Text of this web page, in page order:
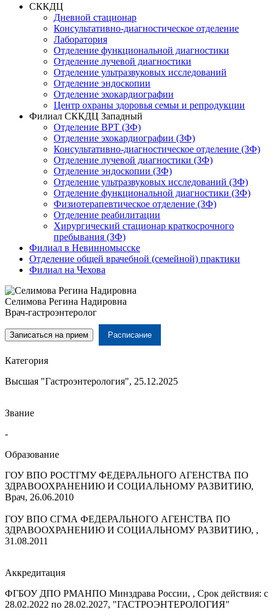
СККДЦ
Дневной стационар
Консультативно-диагностическое отделение
Лаборатория
Отделение функциональной диагностики
Отделение лучевой диагностики
Отделение ультразвуковых исследований
Отделение эндоскопии
Отделение эхокардиографии
Центр охраны здоровья семьи и репродукции
Филиал СККДЦ Западный
Отделение ВРТ (ЗФ)
Отделение эхокардиографии (ЗФ)
Консультативно-диагностическое отделение (ЗФ)
Отделение лучевой диагностики (ЗФ)
Отделение эндоскопии (ЗФ)
Отделение ультразвуковых исследований (ЗФ)
Отделение функциональной диагностики (ЗФ)
Физиотерапевтическое отделение (ЗФ)
Отделение реабилитации
Хирургический стационар краткосрочного
пребывания (ЗФ)
Филиал в Невинномысске
Отделение общей врачебной (семейной) практики
Филиал на Чехова
Селимова Регина Надировна
Врач-гастроэнтеролог
Записаться на прием Расписание
Категория
Высшая "Гастроэнтерология", 25.12.2025
Звание
-
Образование
ГОУ ВПО РОСТГМУ ФЕДЕРАЛЬНОГО АГЕНСТВА ПО
ЗДРАВООХРАНЕНИЮ И СОЦИАЛЬНОМУ РАЗВИТИЮ,
Врач, 26.06.2010
ГОУ ВПО СГМА ФЕДЕРАЛЬНОГО АГЕНСТВА ПО
ЗДРАВООХРАНЕНИЮ И СОЦИАЛЬНОМУ РАЗВИТИЮ, ,
31.08.2011
Аккредитация
ФГБОУ ДПО РМАНПО Минздрава России, , Срок действия: с
28.02.2022 по 28.02.2027, "ГАСТРОЭНТЕРОЛОГИЯ"